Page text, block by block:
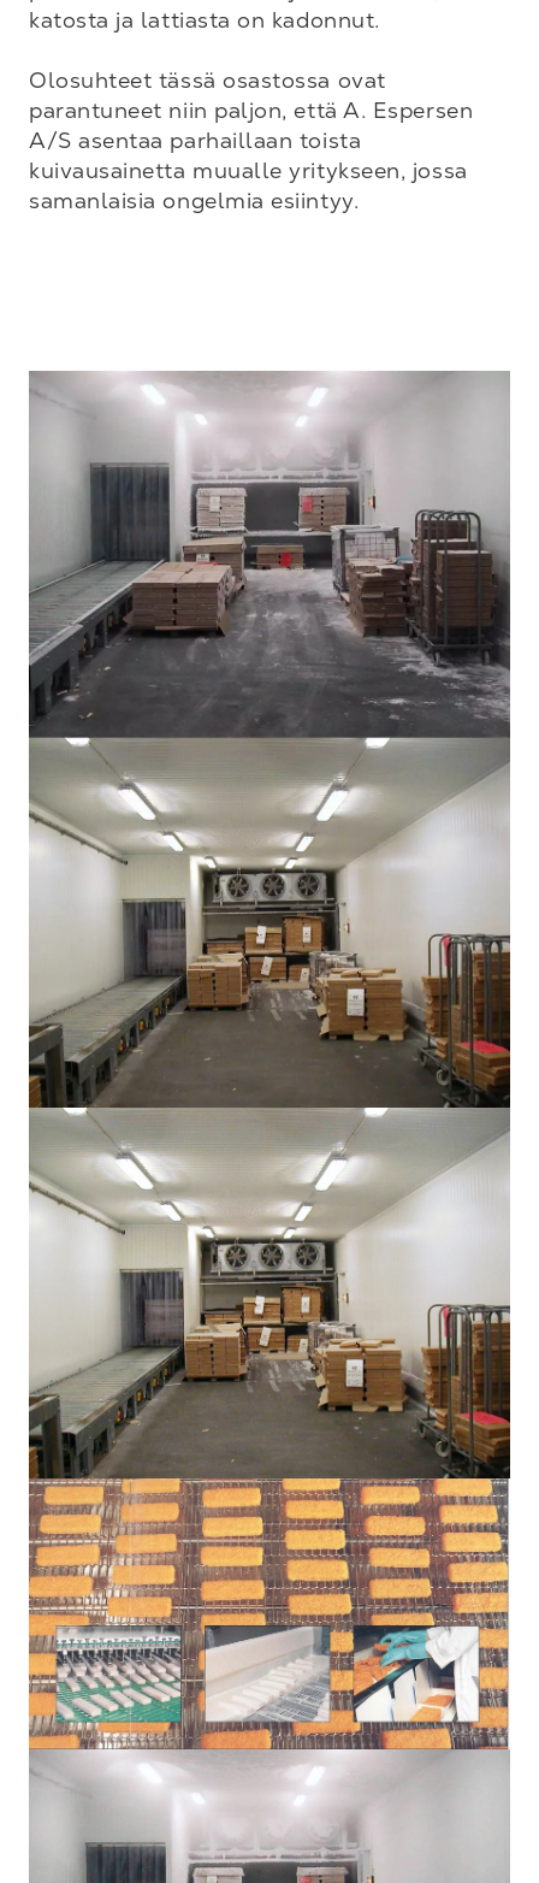
katosta ja lattiasta on kadonnut.
Olosuhteet tässä osastossa ovat
parantuneet niin paljon, että A. Espersen
A/S asentaa parhaillaan toista
kuivausainetta muualle yritykseen, jossa
samanlaisia ongelmia esiintyy.